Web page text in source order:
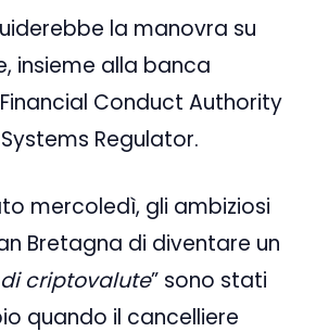
la manovra su
insieme alla banca
Conduct Authority
Regulator.
mercoledì, gli ambiziosi
Bretagna di diventare un
criptovalute” sono stati
quando il cancelliere